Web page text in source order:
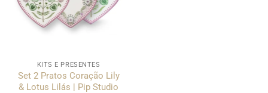
KITS E PRESENTES
Set 2 Pratos Coração Lily
& Lotus Lilás | Pip Studio